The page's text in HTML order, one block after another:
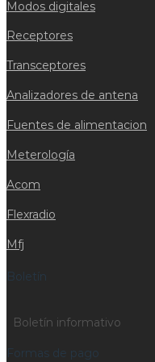
Modos digitales
Receptores
Transceptores
Analizadores de antena
Fuentes de alimentacion
Meterología
Acom
Flexradio
Mfj
Boletín
Boletín informativo
Formas de pago